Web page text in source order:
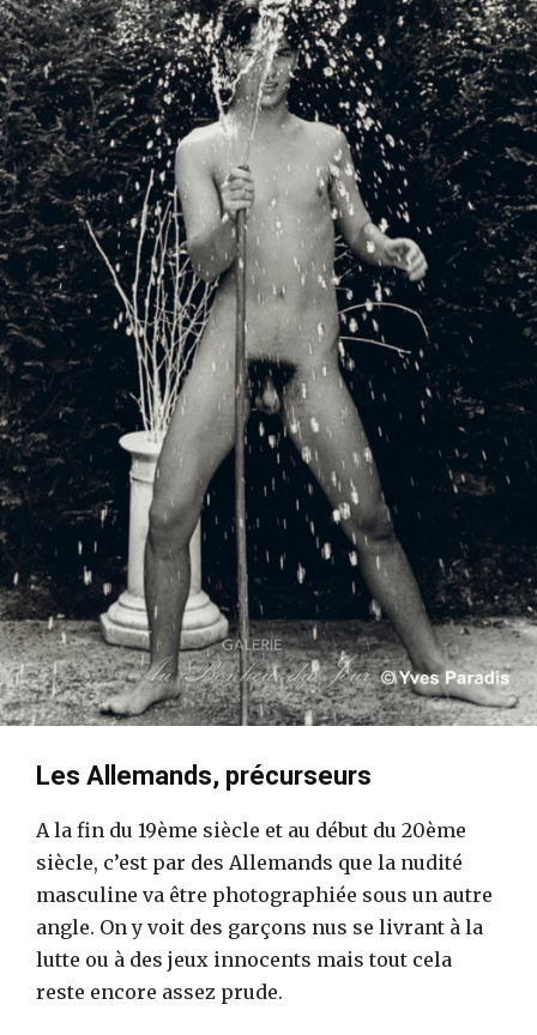
Les Allemands, précurseurs
A la fin du 19ème siècle et au début du 20ème
siècle, c’est par des Allemands que la nudité
masculine va être photographiée sous un autre
angle. On y voit des garçons nus se livrant à la
lutte ou à des jeux innocents mais tout cela
reste encore assez prude.